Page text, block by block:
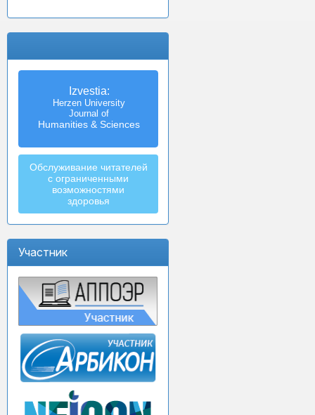
Izvestia:
Herzen University
Journal of
Humanities & Sciences
Обслуживание читателей
с ограниченными
возможностями
здоровья
Участник